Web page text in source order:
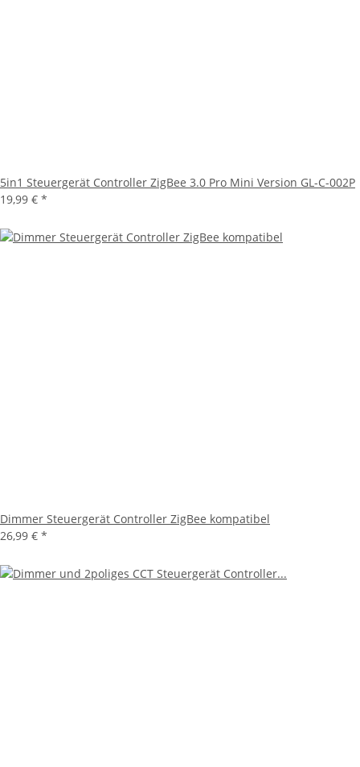
5in1 Steuergerät Controller ZigBee 3.0 Pro Mini Version GL-C-002P
19,99 € *
Dimmer Steuergerät Controller ZigBee kompatibel
26,99 € *